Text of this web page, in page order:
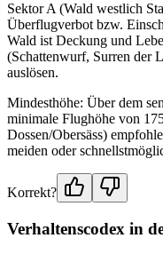
Sektor A (Wald westlich
Überflugverbot bzw.
Wald ist Deckung und
(Schattenwurf, Surren der
auslösen.
Mindesthöhe: Über dem
minimale Flughöhe von
Dossen/Obersäss)
meiden oder
Korrekt?
Verhaltenscodex in